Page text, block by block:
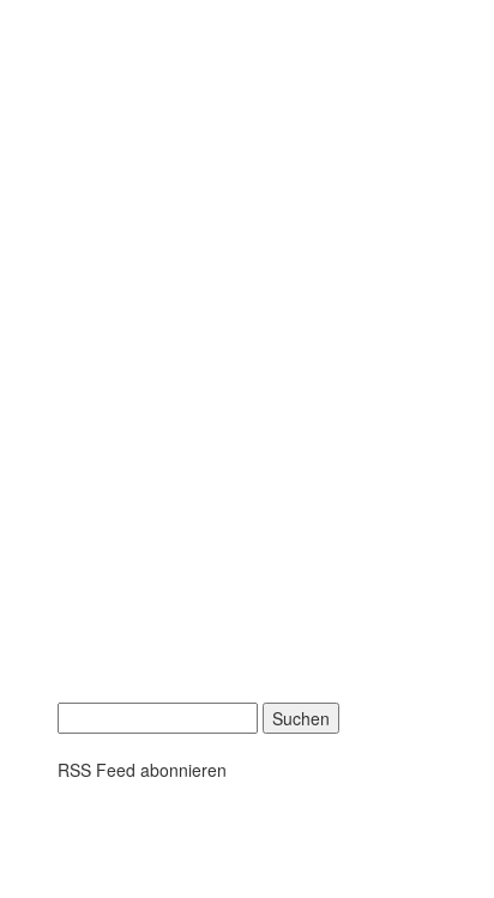
nach:
RSS Feed abonnieren